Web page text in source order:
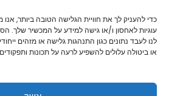
כדי להעניק לך את חוויית הגלישה הטובה ביותר, אנו
עוגיות לאחסון ו/או גישה למידע על המכשיר שלך.
לנו לעבד נתונים כגון התנהגות גלישה או מזהים
או ביטולה עלולים להשפיע לרעה על תכונות
Copyright © 2026 | הראל צלמים | פיתוח תמונות ומתנות בעיצוב אישי בקרית אתא